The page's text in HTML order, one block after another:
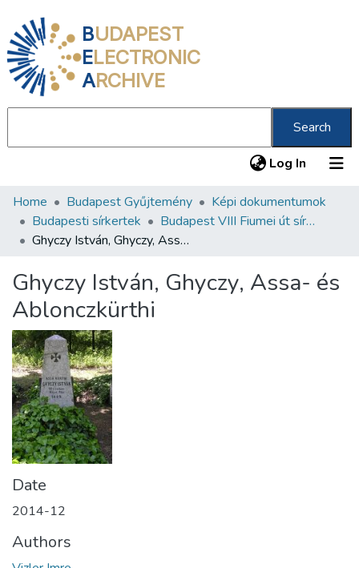
BUDAPEST
ELECTRONIC
ARCHIVE
Search
Log In (current)
Communities & Collections
All of DSpace
About us
Home Budapest Gyűjtemény
Képi dokumentumok
Budapesti sírkertek
Budapest VIII Fiumei út sírkert 2. rész
Ghyczy István, Ghyczy, Assa- és Ablonczkürthi
Ghyczy István, Ghyczy, Assa- és
Ablonczkürthi
Date
2014-12
Authors